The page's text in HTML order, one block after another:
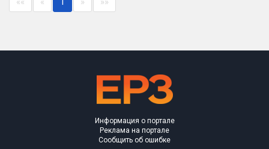
Информация о портале
Реклама на портале
Сообщить об ошибке